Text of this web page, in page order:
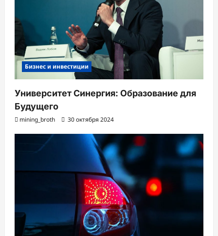
Бизнес и инвестиции
Университет Синергия: Образование для
Будущего
mining_broth 30 октября 2024